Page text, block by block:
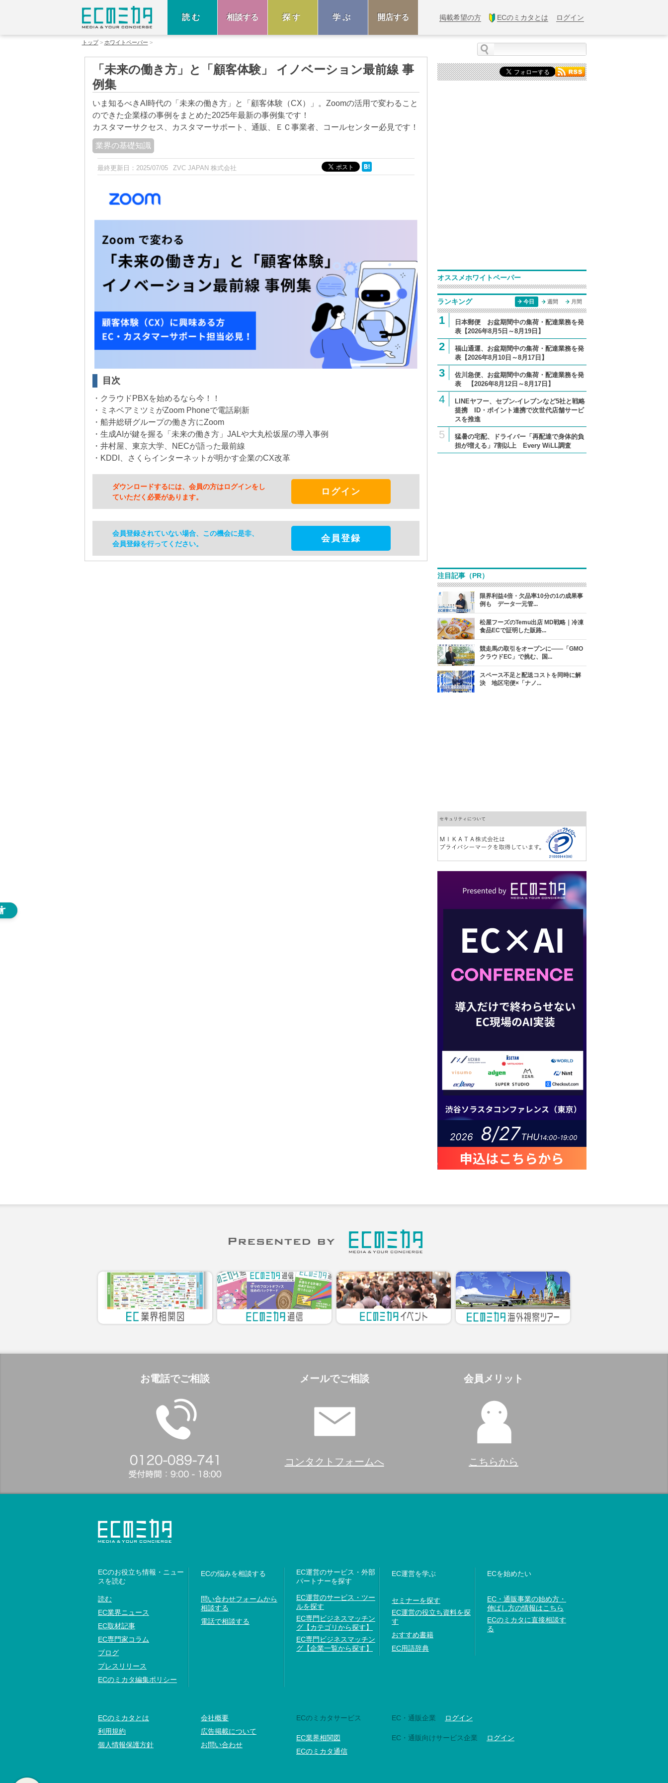
読む 相談する 探す 学ぶ 開店する 掲載希望の方 ECのミカタとは ログイン
トップ ホワイトペーパー
「未来の働き方」と「顧客体験」 イノベーション最前線 事
例集
いま知るべきAI時代の「未来の働き方」と「顧客体験（CX）」。Zoomの活用で変わること
のできた企業様の事例をまとめた2025年最新の事例集です！
カスタマーサクセス、カスタマーサポート、通販、ＥＣ事業者、コールセンター必見です！
業界の基礎知識
最終更新日： 2025/07/05 ZVC JAPAN 株式会社
目次
・クラウドPBXを始めるなら今！！
・ミネベアミツミがZoom Phoneで電話刷新
・船井総研グループの働き方にZoom
・生成AIが鍵を握る「未来の働き方」JALや大丸松坂屋の導入事例
・井村屋、東京大学、NECが語った最前線
・KDDI、さくらインターネットが明かす企業のCX改革
ダウンロードするには、会員の方はログインをし
ていただく必要があります。
ログイン
会員登録されていない場合、この機会に是非、
会員登録を行ってください。
会員登録
オススメホワイトペーパー
ランキング 今日 週間 月間
1
日本郵便 お盆期間中の集荷・配達業務を発
表【2026年8月5日～8月19日】
2
福山通運、お盆期間中の集荷・配達業務を発
表【2026年8月10日～8月17日】
3
佐川急便、お盆期間中の集荷・配達業務を発
表 【2026年8月12日～8月17日】
4
LINEヤフー、セブン-イレブンなど5社と戦略
提携 ID・ポイント連携で次世代店舗サービ
スを推進
5
猛暑の宅配、ドライバー「再配達で身体的負
担が増える」7割以上 Every WiLL調査
注目記事（PR）
限界利益4倍・欠品率10分の1の成果事
例も データ一元管...
松屋フーズのTemu出店 MD戦略｜冷凍
食品ECで証明した販路...
競走馬の取引をオープンに――「GMO
クラウドEC」で挑む、国...
スペース不足と配送コストを同時に解
決 地区宅便×「ナノ...
お電話でご相談 メールでご相談
コンタクトフォームへ
会員メリット
こちらから
ECのお役立ち情報・ニュー
スを読む
読む
EC業界ニュース
EC取材記事
EC専門家コラム
ブログ
プレスリリース
ECのミカタ編集ポリシー
ECの悩みを相談する
問い合わせフォームから
相談する
電話で相談する
EC運営のサービス・外部
パートナーを探す
EC運営のサービス・ツー
ルを探す
EC専門ビジネスマッチン
グ【カテゴリから探す】
EC専門ビジネスマッチン
グ【企業一覧から探す】
EC運営を学ぶ
セミナーを探す
EC運営の役立ち資料を探
す
おすすめ書籍
EC用語辞典
ECを始めたい
EC・通販事業の始め方・
伸ばし方の情報はこちら
ECのミカタに直接相談す
る
ECのミカタとは
利用規約
個人情報保護方針
会社概要
広告掲載について
お問い合わせ
ECのミカタサービス
EC業界相関図
ECのミカタ通信
EC・通販企業 ログイン
EC・通販向けサービス企業 ログイン